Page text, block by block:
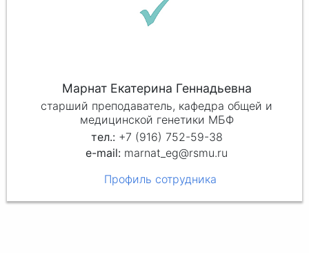
Марнат Екатерина Геннадьевна
старший преподаватель, кафедра общей и
медицинской генетики МБФ
+7 (916) 752-59-38
marnat_eg@rsmu.ru
Профиль сотрудника